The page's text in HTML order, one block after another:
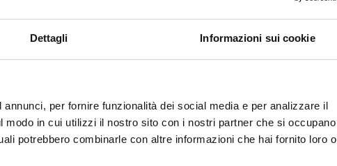
Dettagli Informazioni sui cookie
per fornire funzionalità dei social media e per analizzare il
in cui utilizzi il nostro sito con i nostri partner che si occupano
potrebbero combinarle con altre informazioni che hai fornito loro o
corretta gestione delle
dei prossimi bandi
infrastrutture di ricarica
"PNRR Infrastruttura di
azioni in corso/di prossima
per i Comuni.